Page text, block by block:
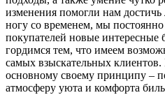
изменения помогли нам
ногу со временем, мы
покупателей новые
гордимся тем, что имеем
самых взыскательных
основному своему принципу –
атмосферу уюта и комфорта